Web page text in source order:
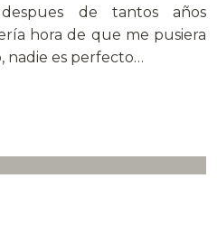
de tantos años
hora de que me pusiera
nadie es perfecto…